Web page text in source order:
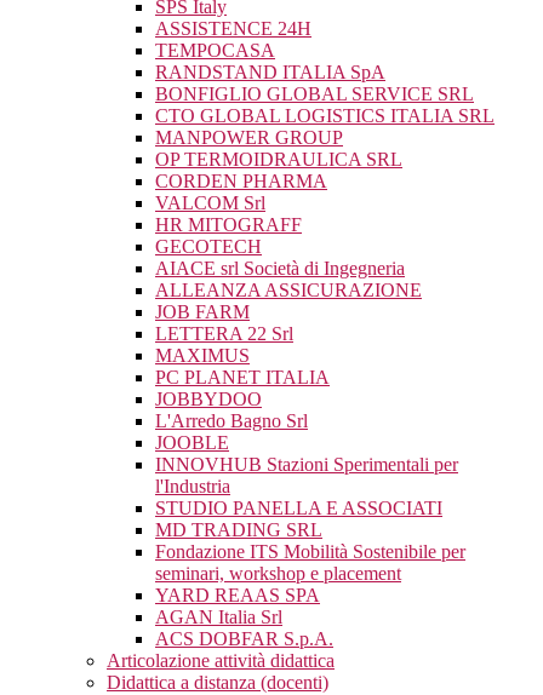
SPS Italy
ASSISTENCE 24H
TEMPOCASA
RANDSTAND ITALIA SpA
BONFIGLIO GLOBAL SERVICE SRL
CTO GLOBAL LOGISTICS ITALIA SRL
MANPOWER GROUP
OP TERMOIDRAULICA SRL
CORDEN PHARMA
VALCOM Srl
HR MITOGRAFF
GECOTECH
AIACE srl Società di Ingegneria
ALLEANZA ASSICURAZIONE
JOB FARM
LETTERA 22 Srl
MAXIMUS
PC PLANET ITALIA
JOBBYDOO
L'Arredo Bagno Srl
JOOBLE
INNOVHUB Stazioni Sperimentali per
l'Industria
STUDIO PANELLA E ASSOCIATI
MD TRADING SRL
Fondazione ITS Mobilità Sostenibile per
seminari, workshop e placement
YARD REAAS SPA
AGAN Italia Srl
ACS DOBFAR S.p.A.
Articolazione attività didattica
Didattica a distanza (docenti)